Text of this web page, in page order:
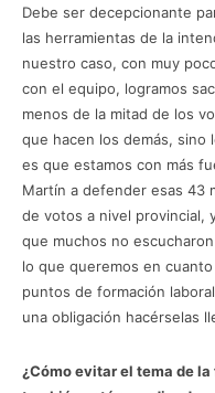
Debe ser decepcionante
las herramientas de la
nuestro caso, con muy
con el equipo, logramos
menos de la mitad de los
que hacen los demás, sino
es que estamos con más
Martín a defender esas 43
de votos a nivel provincial,
que muchos no
lo que queremos en
puntos de formación
una obligación hacérselas
¿Cómo evitar el tema de